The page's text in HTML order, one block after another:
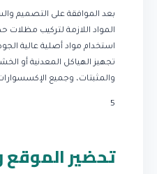
بعد الموافقة على التصميم
المواد اللازمة لتركيب
استخدام مواد أصلية عالية
تجهيز الهياكل المعدنية أو
والمثبتات، وجميع
5
تحضير